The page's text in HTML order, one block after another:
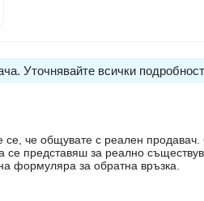
Уточнявайте всички
се, че общувате с реален
се представяш за реално
формуляра за обратна връзка.